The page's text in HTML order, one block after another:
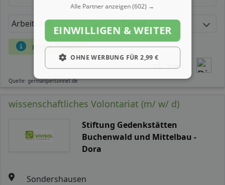
Arbeitszeit
mehr Details
Teilen
Quelle: germanpersonnel.de
wissenschaftliches Volontariat (m/ w/ d)
Stiftung Gedenkstätten
Buchenwald und Mittelbau -
Dora
Sondershausen
Alle Partner anzeigen(602) →
EINWILLIGEN & WEITER
OHNE WERBUNG FÜR 2,99 €